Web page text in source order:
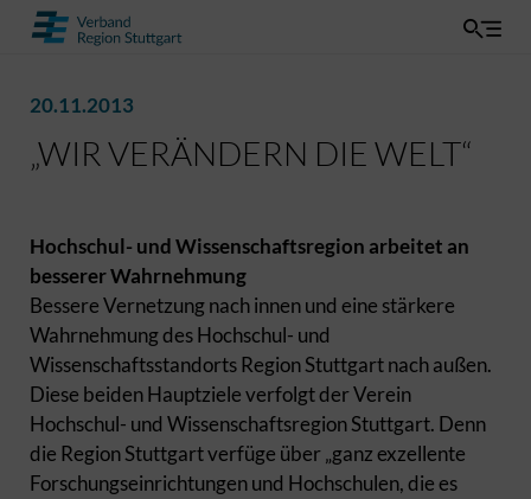
20.11.2013
„WIR VERÄNDERN DIE WELT“
Hochschul- und Wissenschaftsregion arbeitet an
besserer Wahrnehmung
Bessere Vernetzung nach innen und eine stärkere
Wahrnehmung des Hochschul- und
Wissenschaftsstandorts Region Stuttgart nach außen.
Diese beiden Hauptziele verfolgt der Verein
Hochschul- und Wissenschaftsregion Stuttgart. Denn
die Region Stuttgart verfüge über „ganz exzellente
Forschungseinrichtungen und Hochschulen, die es